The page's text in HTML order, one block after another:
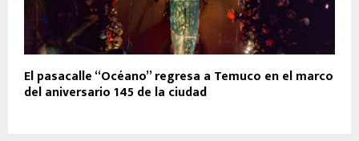
El pasacalle “Océano” regresa a Temuco en el marco
del aniversario 145 de la ciudad